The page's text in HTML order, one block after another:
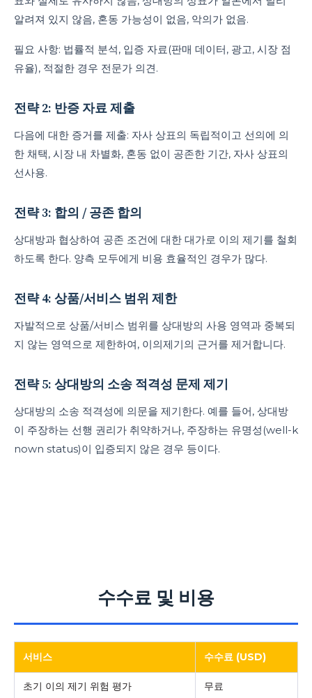
알려져 있지 않음, 혼동 가능성이 없음, 악의가 없음.
필요 사항: 법률적 분석, 입증 자료(판매 데이터, 광고, 시장 점
유율), 적절한 경우 전문가 의견.
전략 2: 반증 자료 제출
다음에 대한 증거를 제출: 자사 상표의 독립적이고 선의에 의
한 채택, 시장 내 차별화, 혼동 없이 공존한 기간, 자사 상표의
선사용.
전략 3: 합의 / 공존 합의
상대방과 협상하여 공존 조건에 대한 대가로 이의 제기를 철회
하도록 한다. 양측 모두에게 비용 효율적인 경우가 많다.
전략 4: 상품/서비스 범위 제한
자발적으로 상품/서비스 범위를 상대방의 사용 영역과 중복되
지 않는 영역으로 제한하여, 이의제기의 근거를 제거합니다.
전략 5: 상대방의 소송 적격성 문제 제기
상대방의 소송 적격성에 의문을 제기한다. 예를 들어, 상대방
이 주장하는 선행 권리가 취약하거나, 주장하는 유명성(well-k
nown status)이 입증되지 않은 경우 등이다.
수수료 및 비용
서비스 수수료 (USD)
초기 이의 제기 위험 평가 무료